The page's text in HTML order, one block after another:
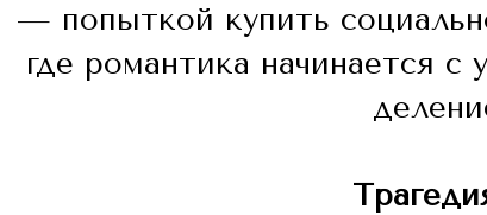
— попыткой купить
где романтика начинается с